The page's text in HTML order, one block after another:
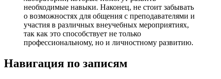
необходимые навыки. Наконец, не стоит забывать
о возможностях для общения с преподавателями и
участия в различных внеучебных мероприятиях,
так как это способствует не только
профессиональному, но и личностному развитию.
Навигация по записям